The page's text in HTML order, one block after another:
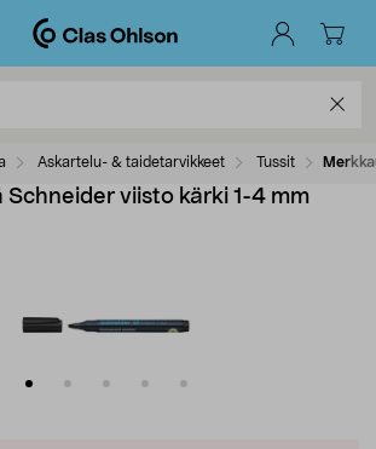
Askartelu- & taidetarvikkeet Tussit
Schneider viisto kärki 1-4 mm